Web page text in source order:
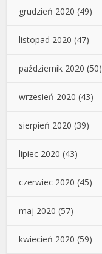
grudzień 2020 (49)
listopad 2020 (47)
październik 2020 (50)
wrzesień 2020 (43)
sierpień 2020 (39)
lipiec 2020 (43)
czerwiec 2020 (45)
maj 2020 (57)
kwiecień 2020 (59)